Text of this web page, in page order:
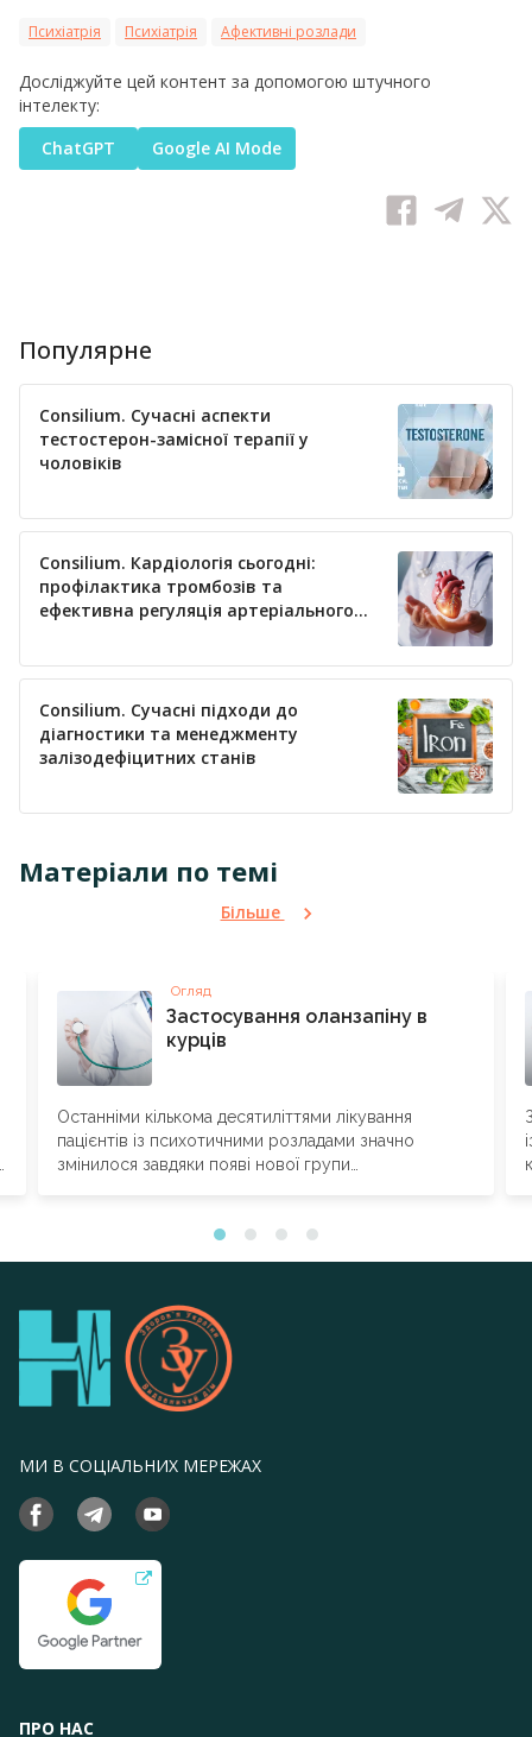
Психіатрія Психіатрія Афективні розлади
Досліджуйте цей контент за допомогою штучного
інтелекту:
ChatGPT
Google AI Mode
Популярне
Consilium. Сучасні аспекти
тестостерон-замісної терапії у
чоловіків
Consilium. Кардіологія сьогодні:
профілактика тромбозів та
ефективна регуляція артеріального
Consilium. Сучасні підходи до
діагностики та менеджменту
залізодефіцитних станів
Матеріали по темі
Більше
Огляд
Застосування оланзапіну в
курців
Останніми кількома десятиліттями лікування
пацієнтів із психотичними розладами значно
змінилося завдяки появі нової групи
МИ В СОЦІАЛЬНИХ МЕРЕЖАХ
ПРО НАС